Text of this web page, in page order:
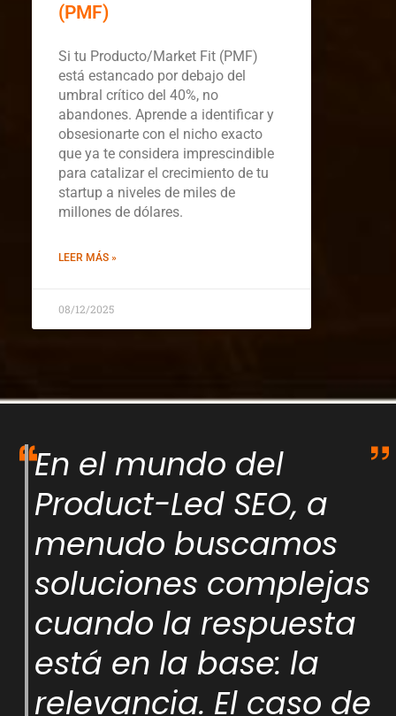
(PMF)
Si tu Producto/Market Fit (PMF)
está estancado por debajo del
umbral crítico del 40%, no
abandones. Aprende a identificar y
obsesionarte con el nicho exacto
que ya te considera imprescindible
para catalizar el crecimiento de tu
startup a niveles de miles de
millones de dólares.
LEER MÁS »
08/12/2025
En el mundo del
Product-Led SEO, a
menudo buscamos
soluciones complejas
cuando la respuesta
está en la base: la
relevancia. El caso de